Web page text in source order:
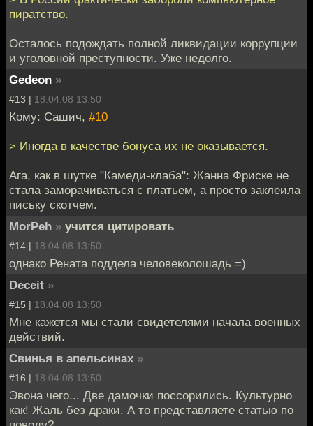
пиратство.
Осталось подождать полной ликвидации коррупции
и уголовной преступности. Уже недолго.
Gedeon »
#13 | 18.04.08 13:50
Кому: Сашич, #10
> Иногда в качестве бонуса их не оказывается.
Ага, как в шутке "Камеди-клаба": Жанна Фриске не
стала заморачиваться с платьем, а просто заклеила
письку скотчем.
MorPeh » учится цитировать
#14 | 18.04.08 13:50
однако Рената поддела человеколошадь =)
Deceit »
#15 | 18.04.08 13:50
Мне кажется мы стали свидетелями начала военных
действий.
Свинья в апельсинах »
#16 | 18.04.08 13:50
Эвона чего... Две дамочки поссорились. Культурно
как! Жаль без драки. А то представляете статью по